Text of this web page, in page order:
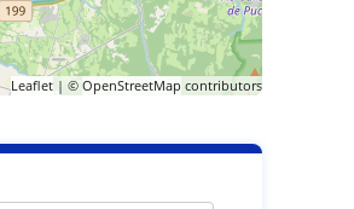
Leaflet| © OpenStreetMap contributors